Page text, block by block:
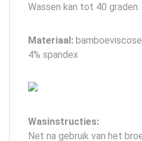
Wassen kan tot 40 graden.
Materiaal:
4% spandex
Wasinstructies:
Net na gebruik van het